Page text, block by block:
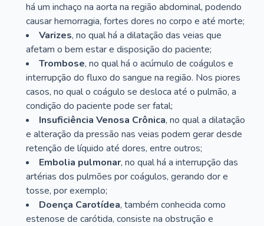
há um inchaço na aorta na região abdominal, podendo
causar hemorragia, fortes dores no corpo e até morte;
Varizes, no qual há a dilatação das veias que
afetam o bem estar e disposição do paciente;
Trombose, no qual há o acúmulo de coágulos e
interrupção do fluxo do sangue na região. Nos piores
casos, no qual o coágulo se desloca até o pulmão, a
condição do paciente pode ser fatal;
Insuficiência Venosa Crônica, no qual a dilatação
e alteração da pressão nas veias podem gerar desde
retenção de líquido até dores, entre outros;
Embolia pulmonar, no qual há a interrupção das
artérias dos pulmões por coágulos, gerando dor e
tosse, por exemplo;
Doença Carotídea, também conhecida como
estenose de carótida, consiste na obstrução e